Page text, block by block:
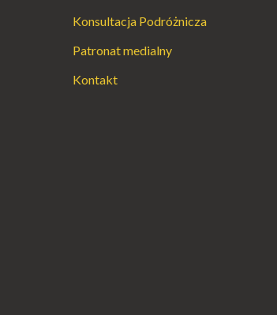
Konsultacja Podróżnicza
Patronat medialny
Kontakt